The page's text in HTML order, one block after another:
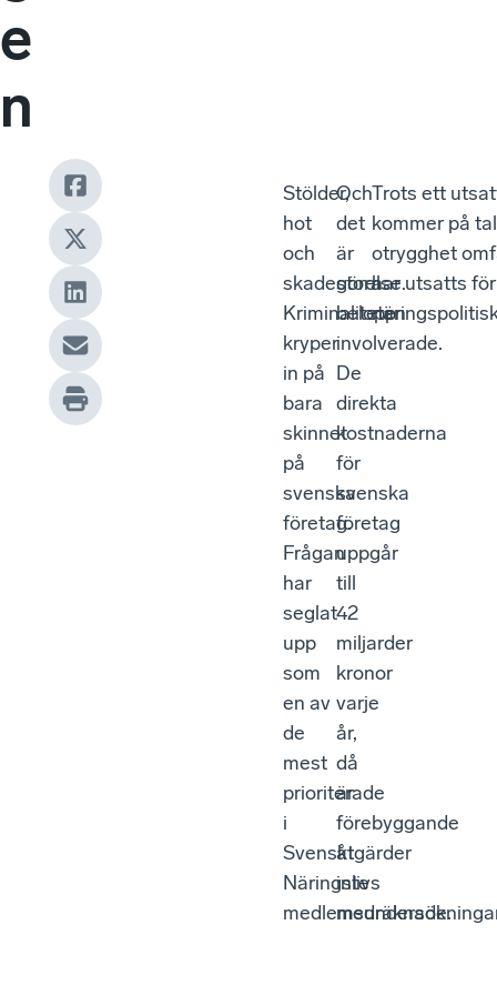
e
n
Stölder,
hot
och
skadegörelse.
Kriminaliteten
kryper
in på
bara
skinnet
på
svenska
företag.
Frågan
har
seglat
upp
som
en av
de
mest
prioriterade
i
Svenskt
Näringslivs
Och
det
är
stora
belopp
involverade.
De
direkta
kostnaderna
för
svenska
företag
uppgår
till
42
miljarder
kronor
varje
år,
då
är
förebyggande
åtgärder
inte
medräknade.
Trots ett
kommer på
otrygghet
har utsatts